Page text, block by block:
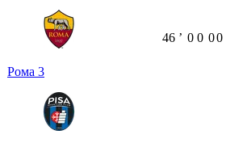
Рома 3
46 ʼ 0 0 00